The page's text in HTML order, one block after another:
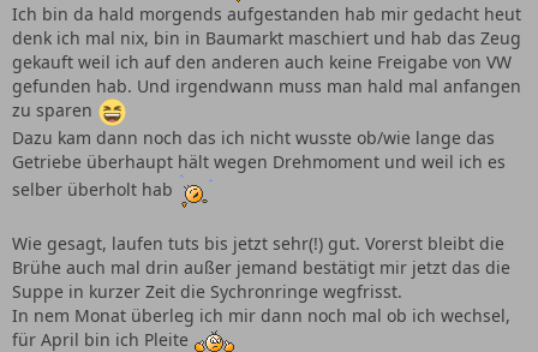
Ich bin da hald morgends aufgestanden hab mir gedacht heut
denk ich mal nix, bin in Baumarkt maschiert und hab das Zeug
gekauft weil ich auf den anderen auch keine Freigabe von VW
gefunden hab. Und irgendwann muss man hald mal anfangen
zu sparen
Dazu kam dann noch das ich nicht wusste ob/wie lange das
Getriebe überhaupt hält wegen Drehmoment und weil ich es
selber überholt hab
Wie gesagt, laufen tuts bis jetzt sehr(!) gut. Vorerst bleibt die
Brühe auch mal drin außer jemand bestätigt mir jetzt das die
Suppe in kurzer Zeit die Sychronringe wegfrisst.
In nem Monat überleg ich mir dann noch mal ob ich wechsel,
für April bin ich Pleite